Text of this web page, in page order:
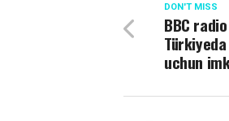
DON'T MISS
BBC
uchun